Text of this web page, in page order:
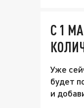
С 1
Уже
будет
и